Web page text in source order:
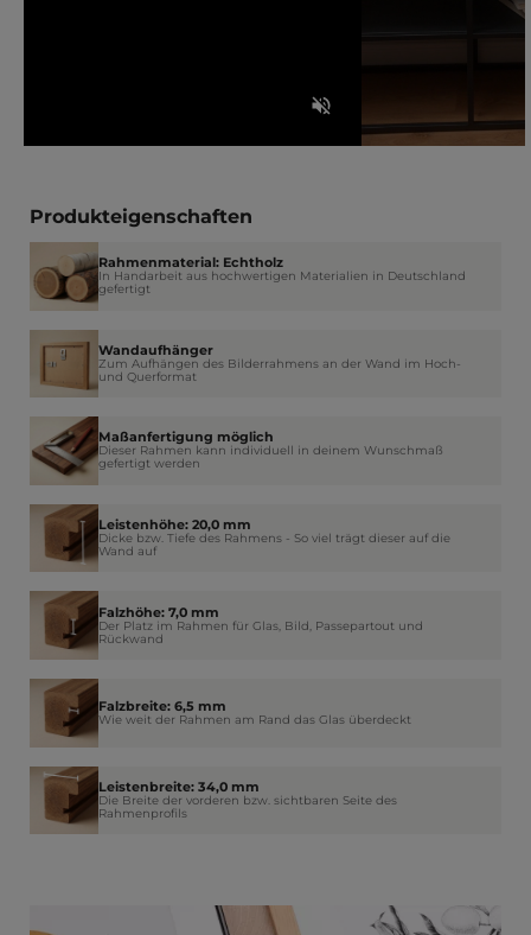
Produkteigenschaften
Rahmenmaterial: Echtholz
In Handarbeit aus hochwertigen Materialien in Deutschland
gefertigt
Wandaufhänger
Zum Aufhängen des Bilderrahmens an der Wand im Hoch-
und Querformat
Maßanfertigung möglich
Dieser Rahmen kann individuell in deinem Wunschmaß
gefertigt werden
Leistenhöhe: 20,0 mm
Dicke bzw. Tiefe des Rahmens - So viel trägt dieser auf die
Wand auf
Falzhöhe: 7,0 mm
Der Platz im Rahmen für Glas, Bild, Passepartout und
Rückwand
Falzbreite: 6,5 mm
Wie weit der Rahmen am Rand das Glas überdeckt
Leistenbreite: 34,0 mm
Die Breite der vorderen bzw. sichtbaren Seite des
Rahmenprofils